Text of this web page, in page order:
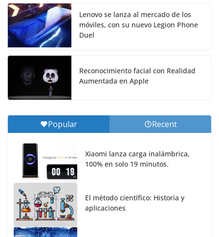
Lenovo se lanza al mercado de los
móviles, con su nuevo Legion Phone
Duel
Reconocimiento facial con Realidad
Aumentada en Apple
Popular Recent
Xiaomi lanza carga inalámbrica,
100% en solo 19 minutos.
El método científico: Historia y
aplicaciones